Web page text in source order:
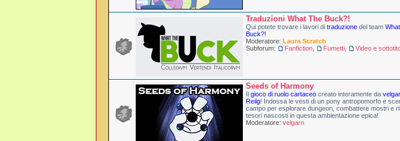
Traduzioni What The Buck?!
Qui potete trovare i lavori di traduzione del team
Buck?!
Moderatore: Laura Scratch
Subforum:
Fanfiction Fumetti Video e
Seeds of Harmony
Il gioco di ruolo cartaceo creato interamente da
Reilg! Indossa le vesti di un pony antropomorfo e
campo per esplorare dungeon, combattere mostri e
tesori nascosti in questa ambientazione epica!
Moderatore: velgarn